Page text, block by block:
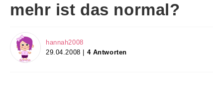
mehr ist das normal?
hannah2008
29.04.2008 | 4 Antworten